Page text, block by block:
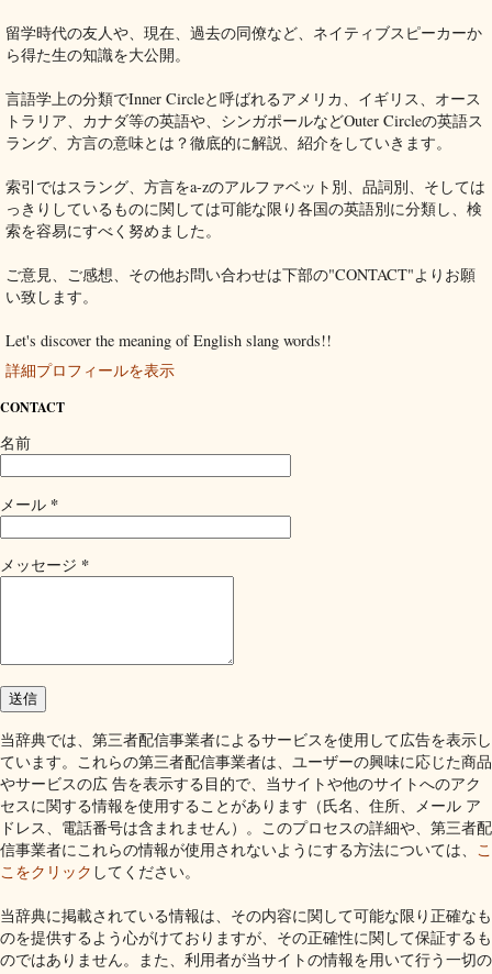
留学時代の友人や、現在、過去の同僚など、ネイティブスピーカーか
ら得た生の知識を大公開。
言語学上の分類でInner Circleと呼ばれるアメリカ、イギリス、オース
トラリア、カナダ等の英語や、シンガポールなどOuter Circleの英語ス
ラング、方言の意味とは？徹底的に解説、紹介をしていきます。
索引ではスラング、方言をa-zのアルファベット別、品詞別、そしては
っきりしているものに関しては可能な限り各国の英語別に分類し、検
索を容易にすべく努めました。
ご意見、ご感想、その他お問い合わせは下部の"CONTACT"よりお願
い致します。
Let's discover the meaning of English slang words!!
詳細プロフィールを表示
CONTACT
名前
メール *
メッセージ *
当辞典では、第三者配信事業者によるサービスを使用して広告を表示し
ています。これらの第三者配信事業者は、ユーザーの興味に応じた商品
やサービスの広 告を表示する目的で、当サイトや他のサイトへのアク
セスに関する情報を使用することがあります（氏名、住所、メール ア
ドレス、電話番号は含まれません）。このプロセスの詳細や、第三者配
信事業者にこれらの情報が使用されないようにする方法については、
こ
こをクリック してください。
当辞典に掲載されている情報は、その内容に関して可能な限り正確なも
のを提供するよう心がけておりますが、その正確性に関して保証するも
のではありません。また、利用者が当サイトの情報を用いて行う一切の